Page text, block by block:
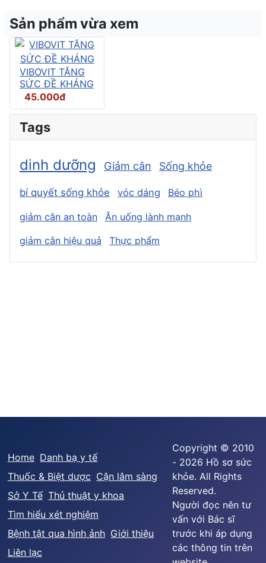
Sản phẩm vừa xem
VIBOVIT TĂNG
SỨC ĐỀ KHÁNG
45.000đ
Tags
dinh dưỡng Giảm cân Sống khỏe
bí quyết sống khỏe vóc dáng Béo phì
giảm cân an toàn
Ăn uống lành mạnh
giảm cân hiệu quả
Thực phẩm
Home Danh bạ y tế
Thuốc & Biệt dược Cận lâm sàng
Sở Y Tế Thủ thuật y khoa
Tìm hiểu xét nghiệm
Bệnh tật qua hình ảnh Giới thiệu
Liên lạc
Copyright © 2010
- 2026 Hồ sơ sức
khỏe. All Rights
Reserved.
Người đọc nên tư
vấn với Bác sĩ
trước khi áp dụng
các thông tin trên